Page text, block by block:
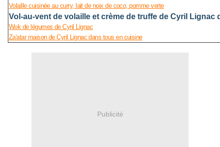
Volaille cuisinée au curry, lait de noix de coco, pomme verte
Vol-au-vent de volaille et crème de truffe de Cyril Lignac
Wok de légumes de Cyril Lignac
Za'atar maison de Cyril Lignac dans tous en cuisine
Publicité